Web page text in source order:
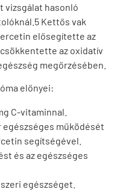
vizsgálat hasonló
Kettős vak
elősegítette az
az oxidatív
megőrzésében.
előnyei:
C-vitaminnal.
egészséges működését
segítségével.
és az egészséges
egészséget.